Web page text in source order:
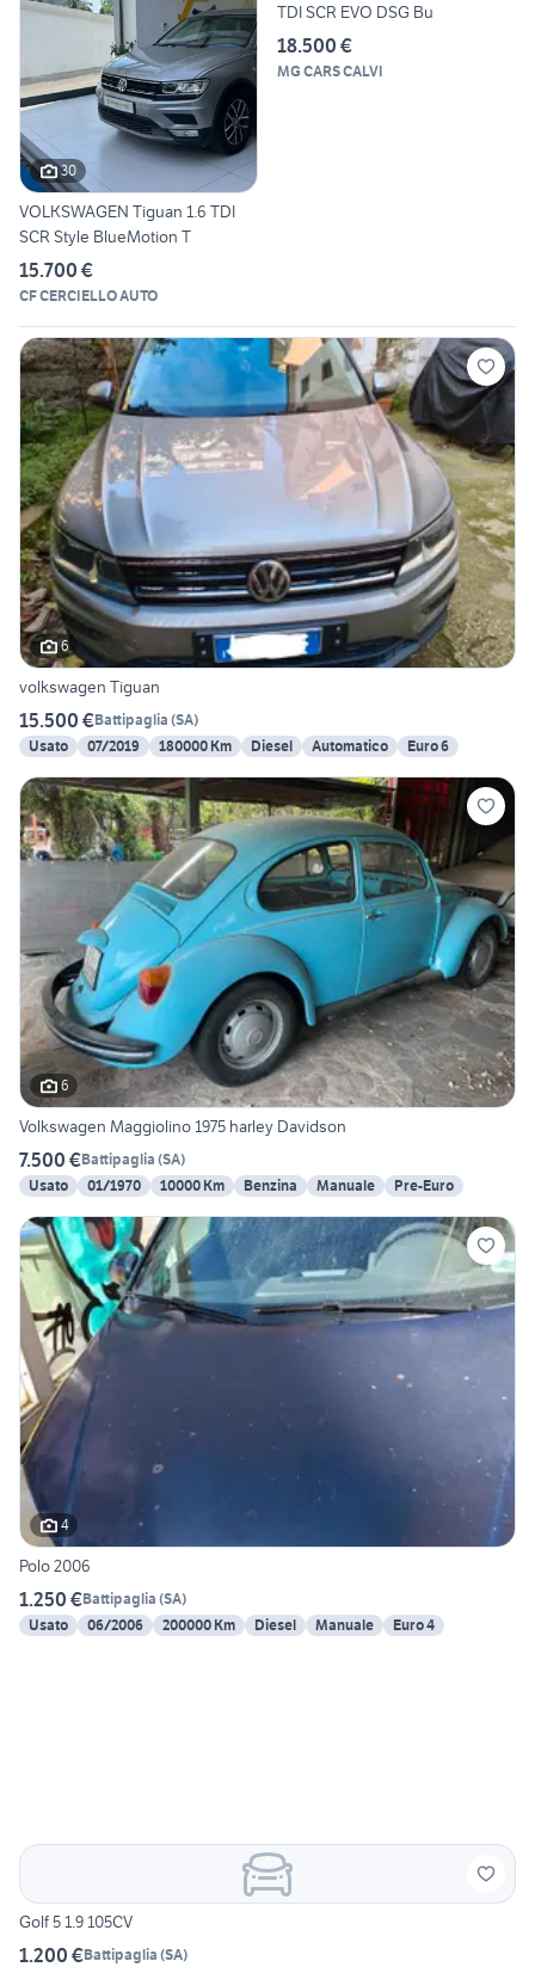
30
VOLKSWAGEN Tiguan 1.6 TDI
SCR Style BlueMotion T
15.700 €
CF CERCIELLO AUTO
TDI SCR EVO DSG Bu
18.500 €
MG CARS CALVI
6
volkswagen Tiguan
15.500 €Battipaglia (SA)
Usato
07/2019 180000 Km Diesel Automatico Euro 6
6
Volkswagen Maggiolino 1975 harley Davidson
7.500 €Battipaglia (SA)
Usato
01/1970 10000 Km Benzina Manuale Pre-Euro
4
Polo 2006
1.250 €Battipaglia (SA)
Usato
06/2006 200000 Km Diesel Manuale Euro 4
Golf 5 1.9 105CV
1.200 €Battipaglia (SA)